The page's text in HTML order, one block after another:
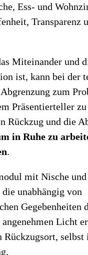
Ess- und
Transparenz
Miteinander und
ist, kann bei der
zum
Präsentierteller
Rückzug und die
in Ruhe zu
.
mit Nische
unabhängig von
Gegebenheiten
Licht
Rückzugsort,